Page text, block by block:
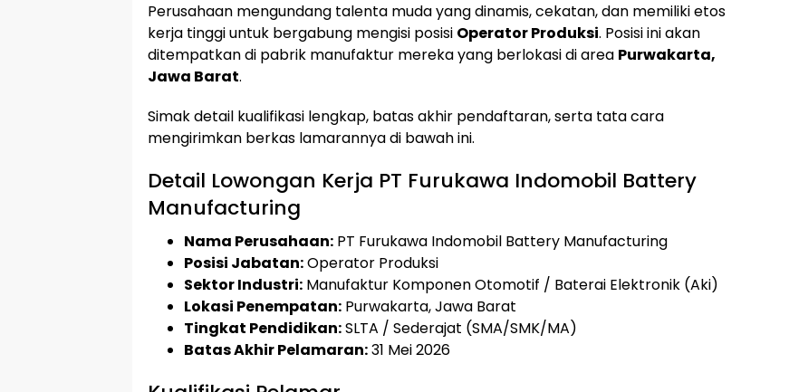
Perusahaan mengundang talenta muda yang dinamis, cekatan, dan memiliki etos
kerja tinggi untuk bergabung mengisi posisi Operator Produksi. Posisi ini akan
ditempatkan di pabrik manufaktur mereka yang berlokasi di area Purwakarta,
Jawa Barat.
Simak detail kualifikasi lengkap, batas akhir pendaftaran, serta tata cara
mengirimkan berkas lamarannya di bawah ini.
Detail Lowongan Kerja PT Furukawa Indomobil Battery
Manufacturing
Nama Perusahaan: PT Furukawa Indomobil Battery Manufacturing
Posisi Jabatan:Operator Produksi
Sektor Industri: Manufaktur Komponen Otomotif / Baterai Elektronik (Aki)
Lokasi Penempatan: Purwakarta, Jawa Barat
Tingkat Pendidikan:SLTA / Sederajat (SMA/SMK/MA)
Batas Akhir Pelamaran:31 Mei 2026